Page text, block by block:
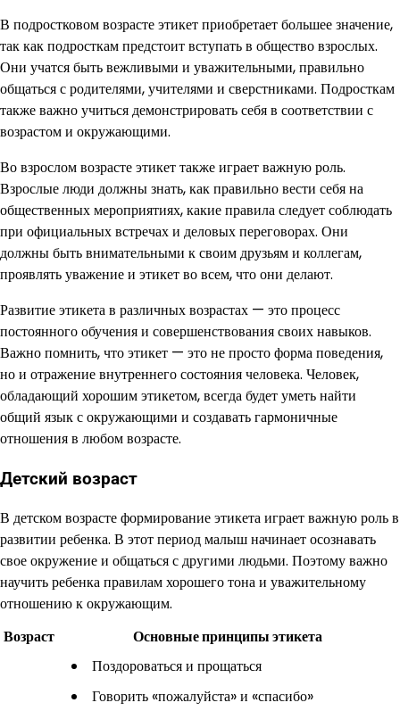
В подростковом возрасте этикет приобретает большее значение,
так как подросткам предстоит вступать в общество взрослых.
Они учатся быть вежливыми и уважительными, правильно
общаться с родителями, учителями и сверстниками. Подросткам
также важно учиться демонстрировать себя в соответствии с
возрастом и окружающими.
Во взрослом возрасте этикет также играет важную роль.
Взрослые люди должны знать, как правильно вести себя на
общественных мероприятиях, какие правила следует соблюдать
при официальных встречах и деловых переговорах. Они
должны быть внимательными к своим друзьям и коллегам,
проявлять уважение и этикет во всем, что они делают.
Развитие этикета в различных возрастах — это процесс
постоянного обучения и совершенствования своих навыков.
Важно помнить, что этикет — это не просто форма поведения,
но и отражение внутреннего состояния человека. Человек,
обладающий хорошим этикетом, всегда будет уметь найти
общий язык с окружающими и создавать гармоничные
отношения в любом возрасте.
Детский возраст
В детском возрасте формирование этикета играет важную роль в
развитии ребенка. В этот период малыш начинает осознавать
свое окружение и общаться с другими людьми. Поэтому важно
научить ребенка правилам хорошего тона и уважительному
отношению к окружающим.
Возраст
Основные принципы этикета
Поздороваться и прощаться
Говорить «пожалуйста» и «спасибо»